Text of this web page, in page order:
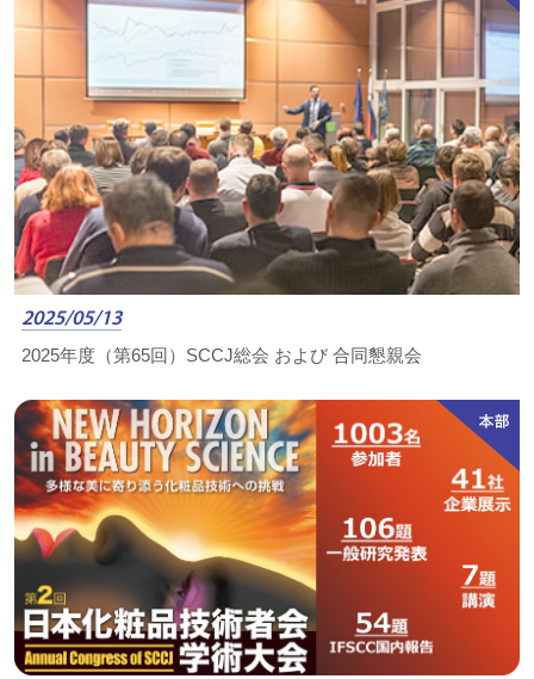
2025/05/13
2025年度（第65回）SCCJ総会 および 合同懇親会